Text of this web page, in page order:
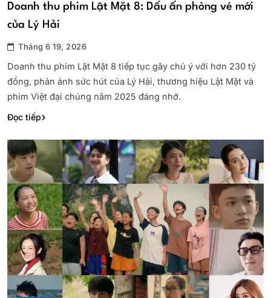
Doanh thu phim Lật Mặt 8: Dấu ấn phòng vé mới
của Lý Hải
Tháng 6 19, 2026
Doanh thu phim Lật Mặt 8 tiếp tục gây chú ý với hơn 230 tỷ
đồng, phản ánh sức hút của Lý Hải, thương hiệu Lật Mặt và
phim Việt đại chúng năm 2025 đáng nhớ.
Đọc tiếp